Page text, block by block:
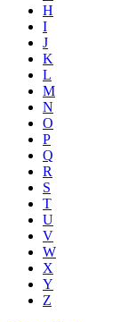
H
I
J
K
L
M
N
O
P
Q
R
S
T
U
V
W
X
Y
Z